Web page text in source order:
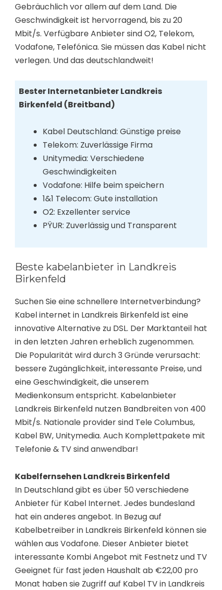
Gebräuchlich vor allem auf dem Land. Die
Geschwindigkeit ist hervorragend, bis zu 20
Mbit/s. Verfügbare Anbieter sind O2, Telekom,
Vodafone, Telefónica. Sie müssen das Kabel nicht
verlegen. Und das deutschlandweit!
Bester Internetanbieter Landkreis
Birkenfeld (Breitband)
Kabel Deutschland: Günstige preise
Telekom: Zuverlässige Firma
Unitymedia: Verschiedene
Geschwindigkeiten
Vodafone: Hilfe beim speichern
1&1 Telecom: Gute installation
O2: Exzellenter service
PŸUR: Zuverlässig und Transparent
Beste kabelanbieter in Landkreis
Birkenfeld
Suchen Sie eine schnellere Internetverbindung?
Kabel internet in Landkreis Birkenfeld ist eine
innovative Alternative zu DSL. Der Marktanteil hat
in den letzten Jahren erheblich zugenommen.
Die Popularität wird durch 3 Gründe verursacht:
bessere Zugänglichkeit, interessante Preise, und
eine Geschwindigkeit, die unserem
Medienkonsum entspricht. Kabelanbieter
Landkreis Birkenfeld nutzen Bandbreiten von 400
Mbit/s. Nationale provider sind Tele Columbus,
Kabel BW, Unitymedia. Auch Komplettpakete mit
Telefonie & TV sind anwendbar!
Kabelfernsehen Landkreis Birkenfeld
In Deutschland gibt es über 50 verschiedene
Anbieter für Kabel Internet. Jedes bundesland
hat ein anderes angebot. In Bezug auf
Kabelbetreiber in Landkreis Birkenfeld können sie
wählen aus Vodafone. Dieser Anbieter bietet
interessante Kombi Angebot mit Festnetz und TV
Geeignet für fast jeden Haushalt ab €22,00 pro
Monat haben sie Zugriff auf Kabel TV in Landkreis